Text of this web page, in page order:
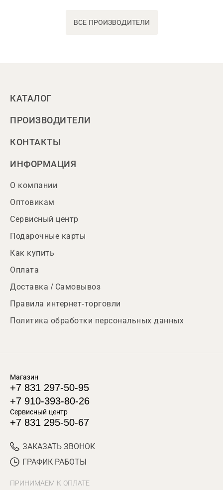
ВСЕ ПРОИЗВОДИТЕЛИ
КАТАЛОГ
ПРОИЗВОДИТЕЛИ
КОНТАКТЫ
ИНФОРМАЦИЯ
О компании
Оптовикам
Сервисный центр
Подарочные карты
Как купить
Оплата
Доставка / Самовывоз
Правила интернет-торговли
Политика обработки персональных данных
Магазин
+7 831 297-50-95
+7 910-393-80-26
Сервисный центр
+7 831 295-50-67
ЗАКАЗАТЬ ЗВОНОК
ГРАФИК РАБОТЫ
ПРИНИМАЕМ К ОПЛАТЕ